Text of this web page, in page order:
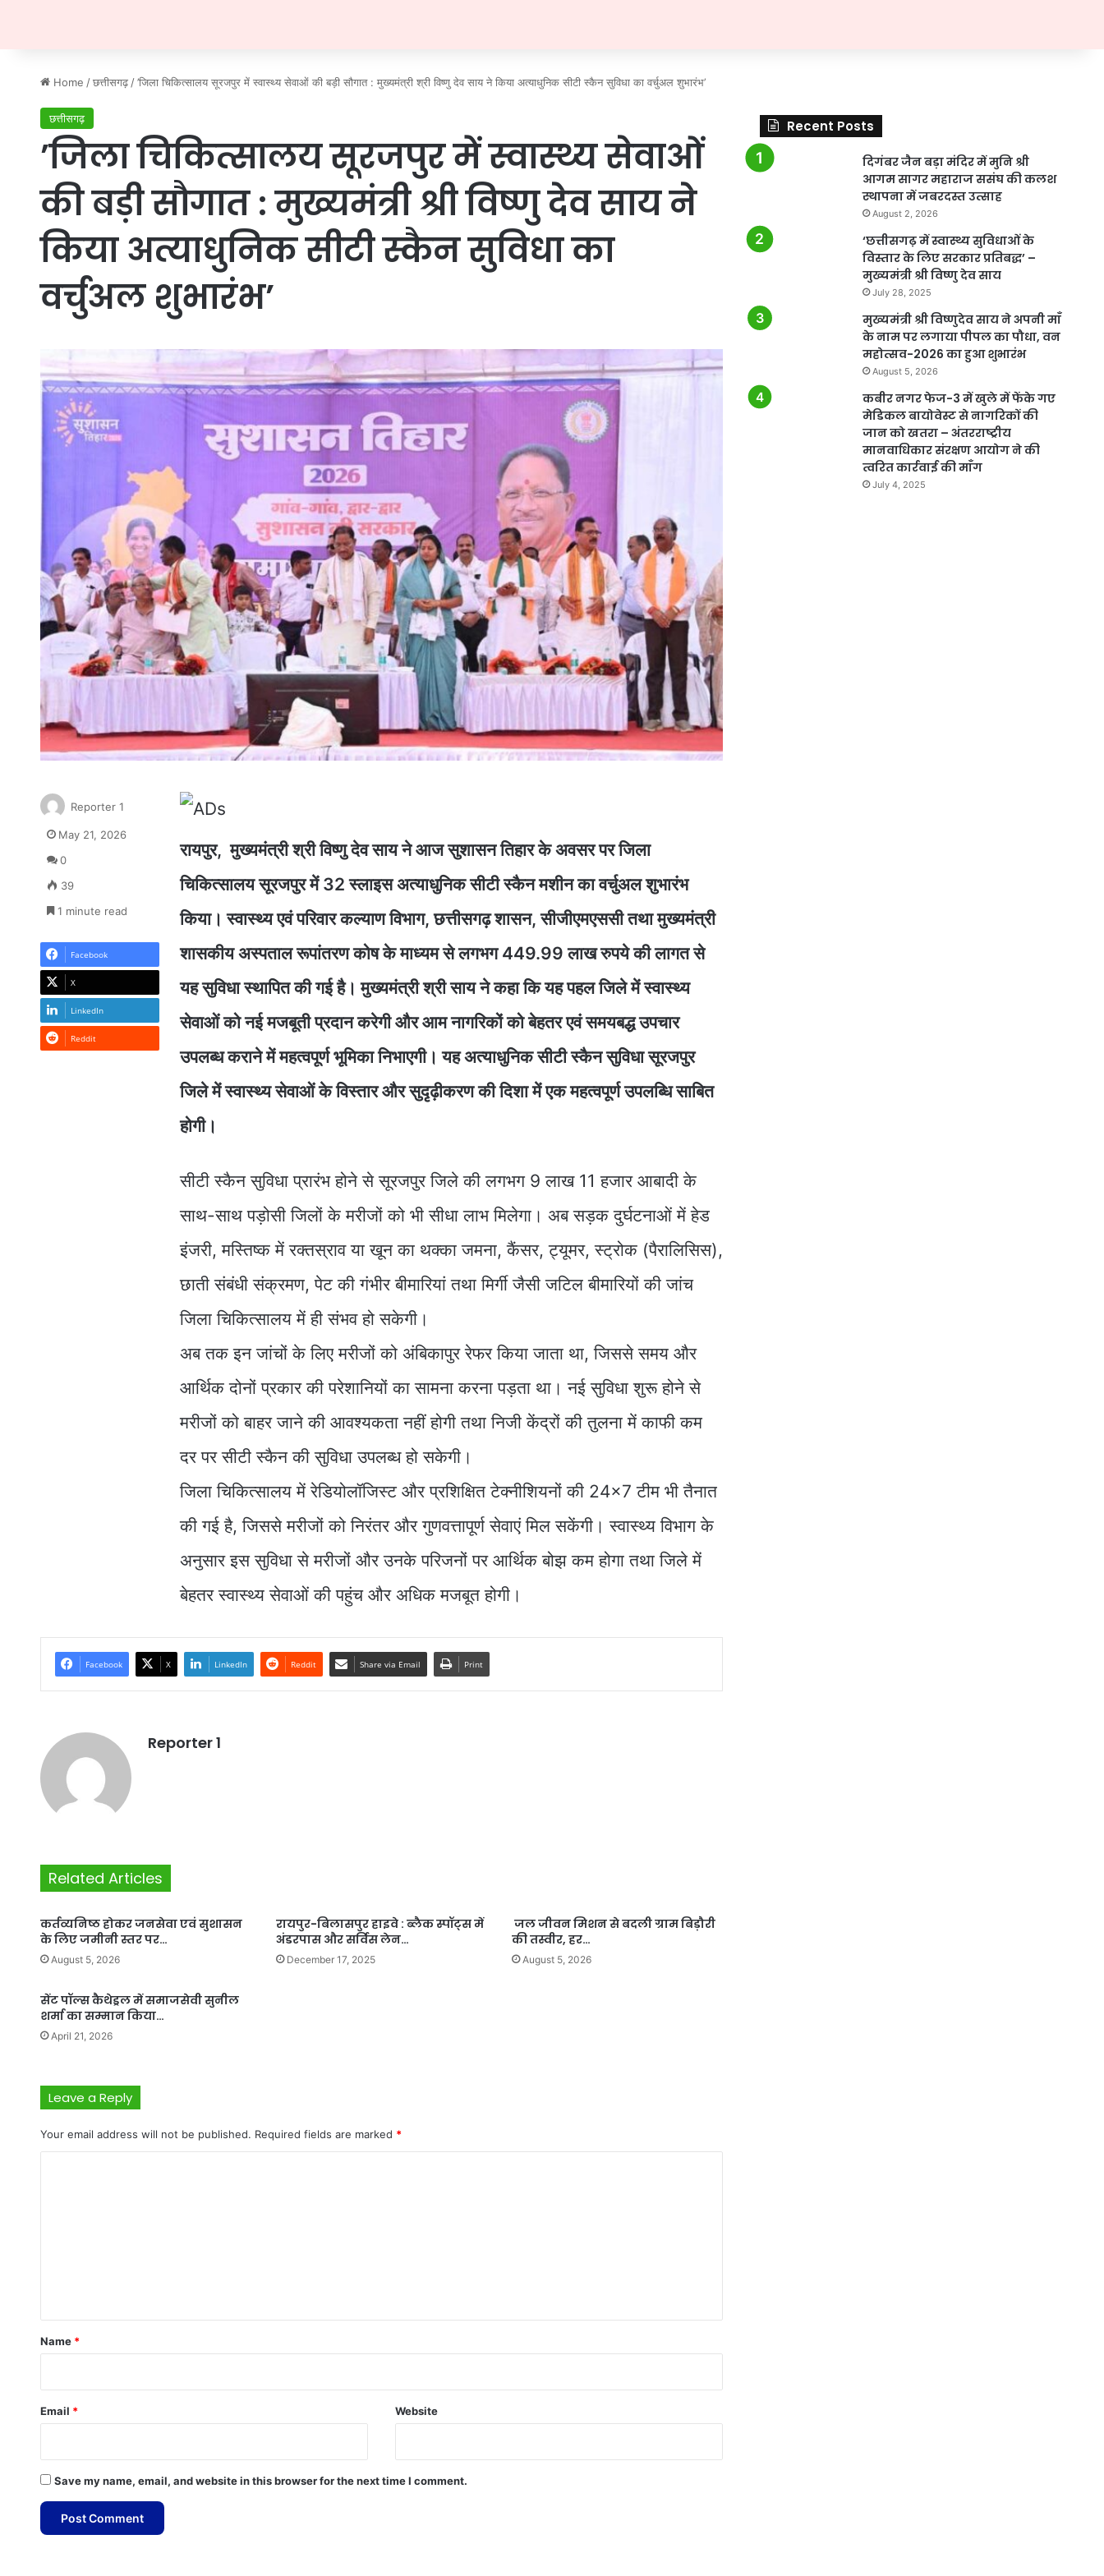
Home / छत्तीसगढ़ / ’जिला चिकित्सालय सूरजपुर में स्वास्थ्य सेवाओं की बड़ी सौगात : मुख्यमंत्री श्री विष्णु देव साय ने किया अत्याधुनिक सीटी स्कैन सुविधा का वर्चुअल शुभारंभ’
छत्तीसगढ़
’जिला चिकित्सालय सूरजपुर में स्वास्थ्य सेवाओं
की बड़ी सौगात : मुख्यमंत्री श्री विष्णु देव साय ने
किया अत्याधुनिक सीटी स्कैन सुविधा का
वर्चुअल शुभारंभ’
रायपुर, मुख्यमंत्री श्री विष्णु देव साय ने आज सुशासन तिहार के अवसर पर जिला
चिकित्सालय सूरजपुर में 32 स्लाइस अत्याधुनिक सीटी स्कैन मशीन का वर्चुअल शुभारंभ
किया। स्वास्थ्य एवं परिवार कल्याण विभाग, छत्तीसगढ़ शासन, सीजीएमएससी तथा मुख्यमंत्री
शासकीय अस्पताल रूपांतरण कोष के माध्यम से लगभग 449.99 लाख रुपये की लागत से
यह सुविधा स्थापित की गई है। मुख्यमंत्री श्री साय ने कहा कि यह पहल जिले में स्वास्थ्य
सेवाओं को नई मजबूती प्रदान करेगी और आम नागरिकों को बेहतर एवं समयबद्ध उपचार
उपलब्ध कराने में महत्वपूर्ण भूमिका निभाएगी। यह अत्याधुनिक सीटी स्कैन सुविधा सूरजपुर
जिले में स्वास्थ्य सेवाओं के विस्तार और सुदृढ़ीकरण की दिशा में एक महत्वपूर्ण उपलब्धि साबित
होगी।
सीटी स्कैन सुविधा प्रारंभ होने से सूरजपुर जिले की लगभग 9 लाख 11 हजार आबादी के
साथ-साथ पड़ोसी जिलों के मरीजों को भी सीधा लाभ मिलेगा। अब सड़क दुर्घटनाओं में हेड
इंजरी, मस्तिष्क में रक्तस्राव या खून का थक्का जमना, कैंसर, ट्यूमर, स्ट्रोक (पैरालिसिस),
छाती संबंधी संक्रमण, पेट की गंभीर बीमारियां तथा मिर्गी जैसी जटिल बीमारियों की जांच
जिला चिकित्सालय में ही संभव हो सकेगी।
अब तक इन जांचों के लिए मरीजों को अंबिकापुर रेफर किया जाता था, जिससे समय और
आर्थिक दोनों प्रकार की परेशानियों का सामना करना पड़ता था। नई सुविधा शुरू होने से
मरीजों को बाहर जाने की आवश्यकता नहीं होगी तथा निजी केंद्रों की तुलना में काफी कम
दर पर सीटी स्कैन की सुविधा उपलब्ध हो सकेगी।
जिला चिकित्सालय में रेडियोलॉजिस्ट और प्रशिक्षित टेक्नीशियनों की 24×7 टीम भी तैनात
की गई है, जिससे मरीजों को निरंतर और गुणवत्तापूर्ण सेवाएं मिल सकेंगी। स्वास्थ्य विभाग के
अनुसार इस सुविधा से मरीजों और उनके परिजनों पर आर्थिक बोझ कम होगा तथा जिले में
बेहतर स्वास्थ्य सेवाओं की पहुंच और अधिक मजबूत होगी।
Reporter 1
May 21, 2026
0
39
1 minute read
Facebook
X
LinkedIn
Reddit
Facebook X LinkedIn Reddit Share via Email Print
Reporter 1
Related Articles
कर्तव्यनिष्ठ होकर जनसेवा एवं सुशासन
के लिए जमीनी स्तर पर…
August 5, 2026
रायपुर-बिलासपुर हाइवे : ब्लैक स्पॉट्स में
अंडरपास और सर्विस लेन…
December 17, 2025
जल जीवन मिशन से बदली ग्राम बिड़ौरी
की तस्वीर, हर…
August 5, 2026
सेंट पॉल्स कैथेड्रल में समाजसेवी सुनील
शर्मा का सम्मान किया…
April 21, 2026
Leave a Reply
Your email address will not be published. Required fields are marked *
*
Name *
Email * Website
Save my name, email, and website in this browser for the next time I comment.
Recent Posts
दिगंबर जैन बड़ा मंदिर में मुनि श्री
आगम सागर महाराज ससंघ की कलश
स्थापना में जबरदस्त उत्साह
August 2, 2026
‘छत्तीसगढ़ में स्वास्थ्य सुविधाओं के
विस्तार के लिए सरकार प्रतिबद्ध’ –
मुख्यमंत्री श्री विष्णु देव साय
July 28, 2025
मुख्यमंत्री श्री विष्णुदेव साय ने अपनी माँ
के नाम पर लगाया पीपल का पौधा, वन
महोत्सव-2026 का हुआ शुभारंभ
August 5, 2026
कबीर नगर फेज-3 में खुले में फेंके गए
मेडिकल बायोवेस्ट से नागरिकों की
जान को खतरा – अंतरराष्ट्रीय
मानवाधिकार संरक्षण आयोग ने की
त्वरित कार्रवाई की माँग
July 4, 2025